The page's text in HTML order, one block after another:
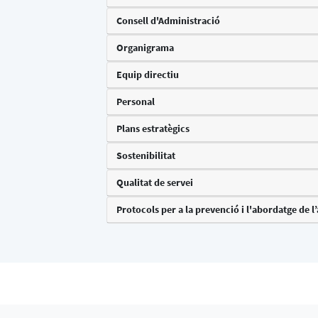
Consell d'Administració
Organigrama
Equip directiu
Personal
Plans estratègics
Sostenibilitat
Qualitat de servei
Protocols per a la prevenció i l'abordatge de